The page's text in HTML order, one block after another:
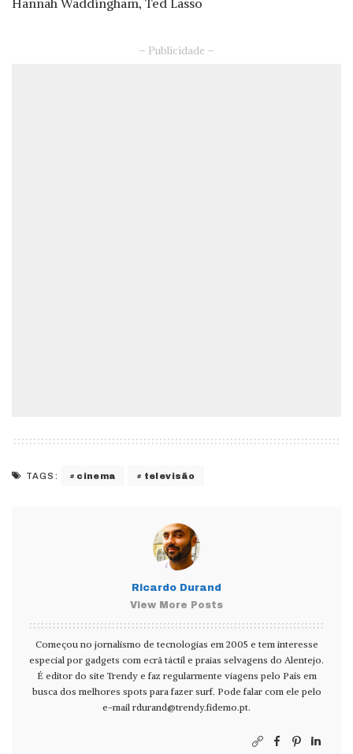
Hannah Waddingham, Ted Lasso
– Publicidade –
TAGS: cinema televisão
Ricardo Durand
View More Posts
Começou no jornalismo de tecnologias em 2005 e tem interesse
especial por gadgets com ecrã táctil e praias selvagens do Alentejo.
É editor do site Trendy e faz regularmente viagens pelo País em
busca dos melhores spots para fazer surf. Pode falar com ele pelo
e-mail rdurand@trendy.fidemo.pt.